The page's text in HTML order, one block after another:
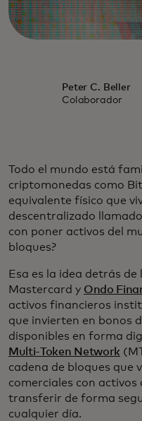
Peter C. Beller
Colaborador
Todo el mundo está
criptomonedas como
equivalente físico que
descentralizado
con poner activos del
bloques?
Esa es la idea detrás
Mastercard y Ondo
activos financieros
que invierten en bonos
disponibles en forma
Multi-Token Network
cadena de bloques que
comerciales con activos
transferir de forma
cualquier día.